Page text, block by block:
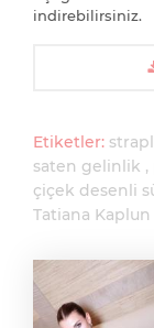
indirebilirsiniz.
Etiketler:
saten gelinlik
çiçek desenli
Tatiana Kaplun